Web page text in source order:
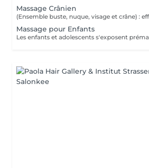
Massage Crânien
Massage pour Enfants